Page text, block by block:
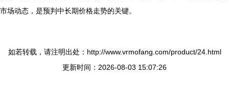
市场动态，是预判中长期价格走势的关键。
如若转载，请注明出处：http://www.vrmofang.com/product/24.html
更新时间：2026-08-03 15:07:26